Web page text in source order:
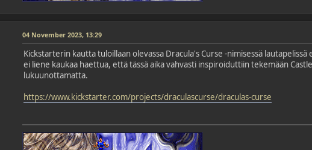
04 November 2023, 13:29
Kickstarterin kautta tuloillaan olevassa Dracula's Curse -nimisessä
ei liene kaukaa haettua, että tässä aika vahvasti inspiroiduttiin tekemään
lukuunottamatta.
https://www.kickstarter.com/projects/draculascurse/draculas-curse